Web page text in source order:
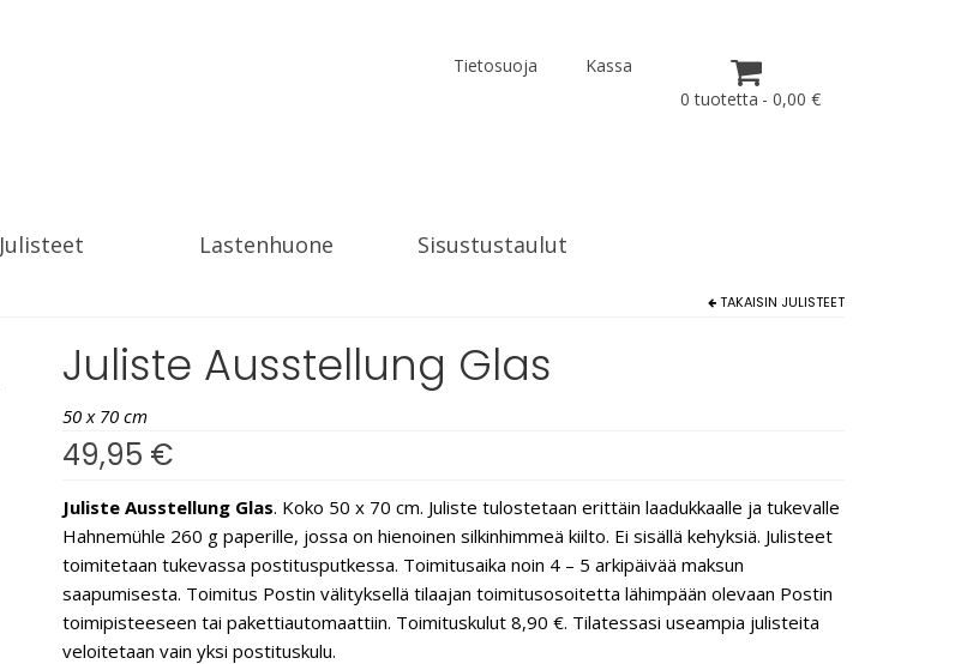
Tietosuoja
Kassa
0 tuotetta
0,00 €
Julisteet Lastenhuone Sisustustaulut
TAKAISIN JULISTEET
Juliste Ausstellung Glas
50 x 70 cm
49,95 €
Juliste Ausstellung Glas. Koko 50 x 70 cm. Juliste tulostetaan erittäin laadukkaalle ja tukevalle
Hahnemühle 260 g paperille, jossa on hienoinen silkinhimmeä kiilto. Ei sisällä kehyksiä. Julisteet
toimitetaan tukevassa postitusputkessa. Toimitusaika noin 4 – 5 arkipäivää maksun
saapumisesta. Toimitus Postin välityksellä tilaajan toimitusosoitetta lähimpään olevaan Postin
toimipisteeseen tai pakettiautomaattiin. Toimituskulut 8,90 €. Tilatessasi useampia julisteita
veloitetaan vain yksi postituskulu.